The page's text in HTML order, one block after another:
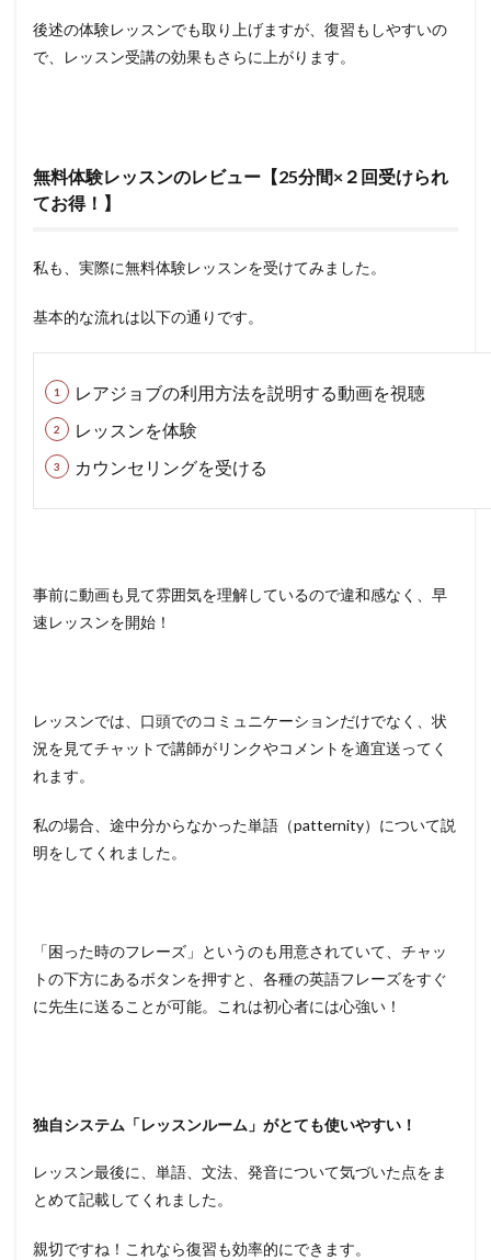
後述の体験レッスンでも取り上げますが、復習もしやすいの
で、レッスン受講の効果もさらに上がります。
無料体験レッスンのレビュー【25分間×２回受けられ
てお得！】
私も、実際に無料体験レッスンを受けてみました。
基本的な流れは以下の通りです。
レアジョブの利用方法を説明する動画を視聴
レッスンを体験
カウンセリングを受ける
事前に動画も見て雰囲気を理解しているので違和感なく、早
速レッスンを開始！
レッスンでは、口頭でのコミュニケーションだけでなく、状
況を見てチャットで講師がリンクやコメントを適宜送ってく
れます。
私の場合、途中分からなかった単語（patternity）について説
明をしてくれました。
「困った時のフレーズ」というのも用意されていて、チャッ
トの下方にあるボタンを押すと、各種の英語フレーズをすぐ
に先生に送ることが可能。これは初心者には心強い！
独自システム「レッスンルーム」がとても使いやすい！
レッスン最後に、単語、文法、発音について気づいた点をま
とめて記載してくれました。
親切ですね！これなら復習も効率的にできます。